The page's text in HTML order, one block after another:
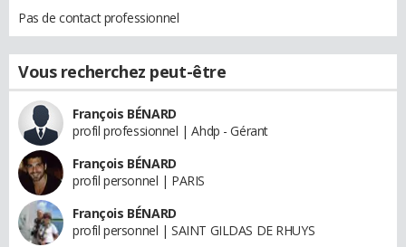
Pas de contact professionnel
Vous recherchez peut-être
François BÉNARD
profil professionnel | Ahdp - Gérant
François BÉNARD
profil personnel | PARIS
François BÉNARD
profil personnel | SAINT GILDAS DE RHUYS